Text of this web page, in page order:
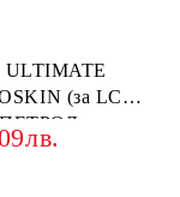
(за LCG,
ПЕТРОЛ